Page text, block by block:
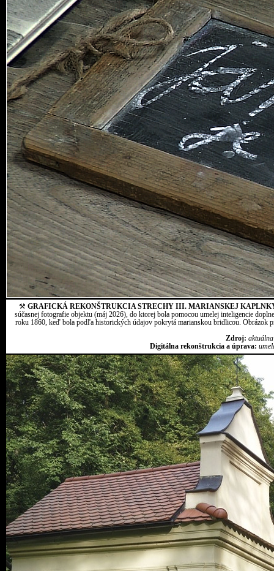
⚒GRAFICKÁ REKONŠTRUKCIA STRECHY III. MARIANSKEJ
súčasnej fotografie objektu (máj 2026), do ktorej bola pomocou umelej inteligencie
roku 1860, keď bola podľa historických údajov pokrytá marianskou bridlicou. Obrázok
Zdroj:
Digitálna rekonštrukcia a úprava: